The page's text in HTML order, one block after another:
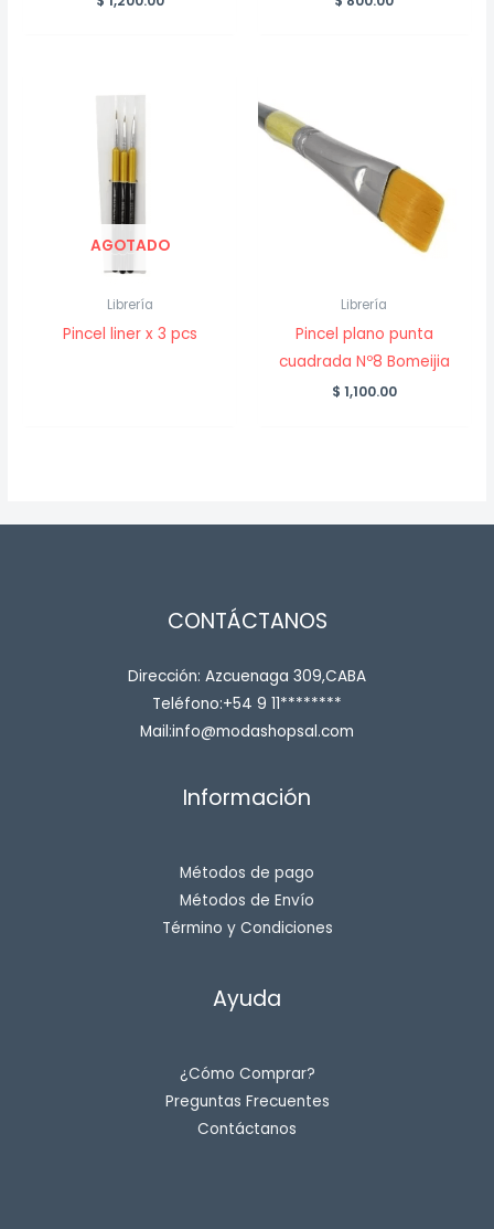
AGOTADO
Librería
Pincel liner x 3 pcs
Librería
Pincel plano punta
cuadrada Nº8 Bomeijia
$ 1,100.00
CONTÁCTANOS
Dirección: Azcuenaga 309,CABA
Teléfono:+54 9 11********
Mail:info@modashopsal.com
Información
Métodos de pago
Métodos de Envío
Término y Condiciones
Ayuda
¿Cómo Comprar?
Preguntas Frecuentes
Contáctanos